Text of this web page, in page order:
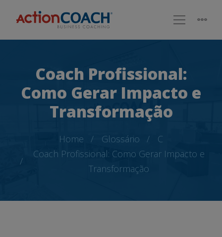
Coach Profissional:
Como Gerar Impacto e
Transformação
Home Glossário
C
Coach Profissional: Como Gerar Impacto e
Transformação